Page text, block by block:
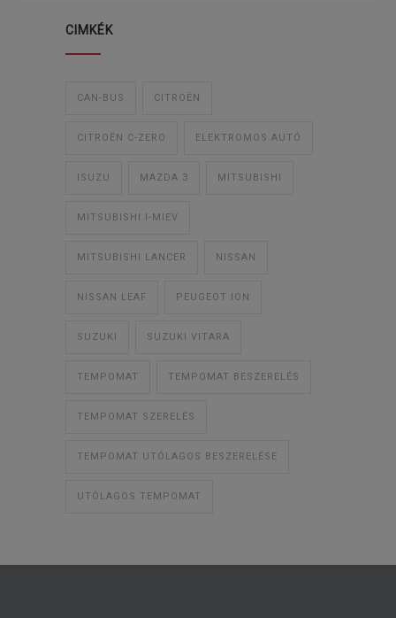
CIMKÉK
CAN-BUS CITROËN
CITROËN C-ZERO ELEKTROMOS AUTÓ
ISUZU MAZDA 3 MITSUBISHI
MITSUBISHI I-MIEV
MITSUBISHI LANCER NISSAN
NISSAN LEAF PEUGEOT ION
SUZUKI SUZUKI VITARA
TEMPOMAT TEMPOMAT BESZERELÉS
TEMPOMAT SZERELÉS
TEMPOMAT UTÓLAGOS BESZERELÉSE
UTÓLAGOS TEMPOMAT